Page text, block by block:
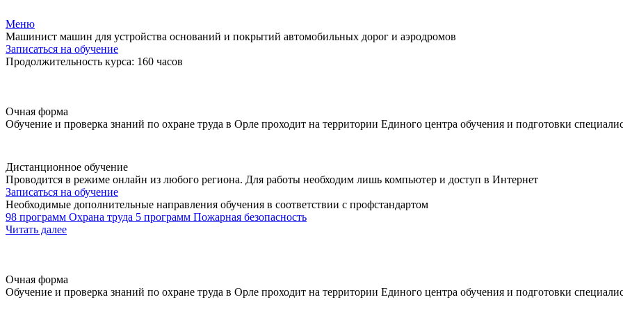
Меню
Машинист машин для устройства оснований и покрытий автомобильных дорог и аэродромов
Записаться на обучение
Продолжительность курса: 160 часов
Очная форма
Обучение и проверка знаний по охране труда в Орле проходит на территории Единого центра обучения и подготовки
Дистанционное обучение
Проводится в режиме онлайн из любого региона. Для работы необходим лишь компьютер и доступ в Интернет
Записаться на обучение
Необходимые дополнительные направления обучения в соответствии с профстандартом
98 программ Охрана труда 5 программ Пожарная безопасность
Читать далее
Очная форма
Обучение и проверка знаний по охране труда в Орле проходит на территории Единого центра обучения и подготовки